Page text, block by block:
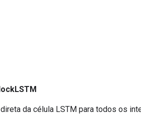
da célula LSTM para todos os